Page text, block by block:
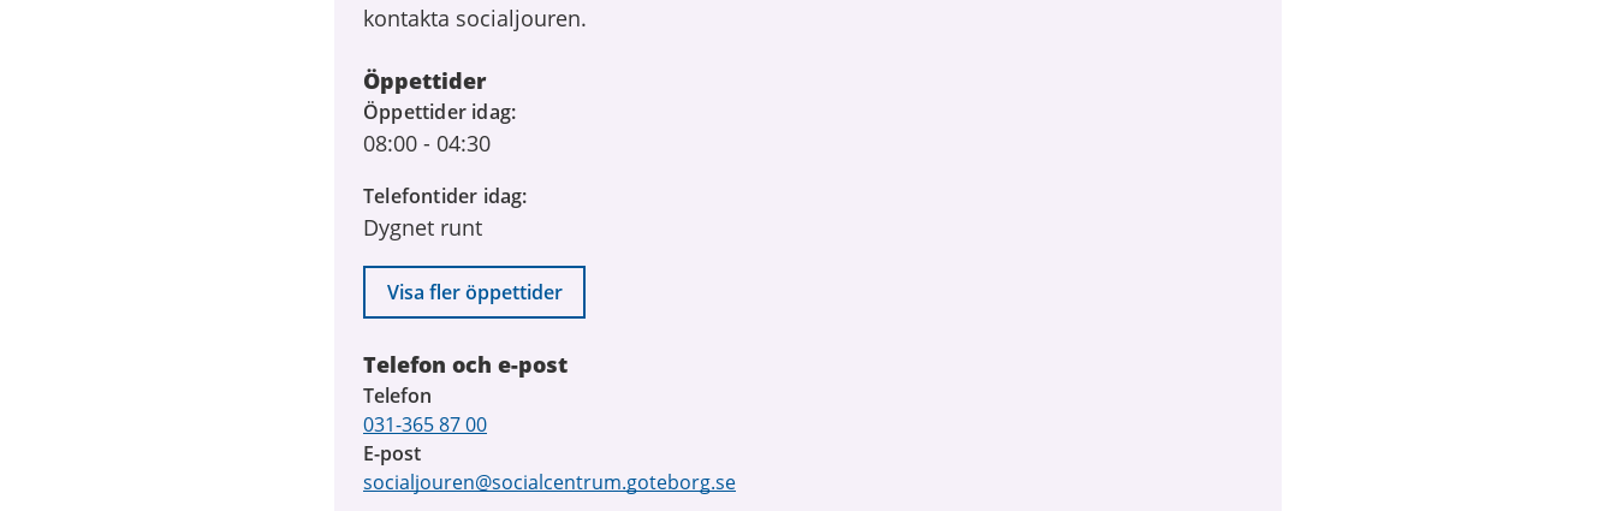
kontakta socialjouren.
Öppettider
Öppettider idag
08:00 - 04:30
Telefontider idag
Dygnet runt
Visa fler öppettider
Telefon och e-post
Telefon
031-365 87 00
E-post
socialjouren@socialcentrum.goteborg.se